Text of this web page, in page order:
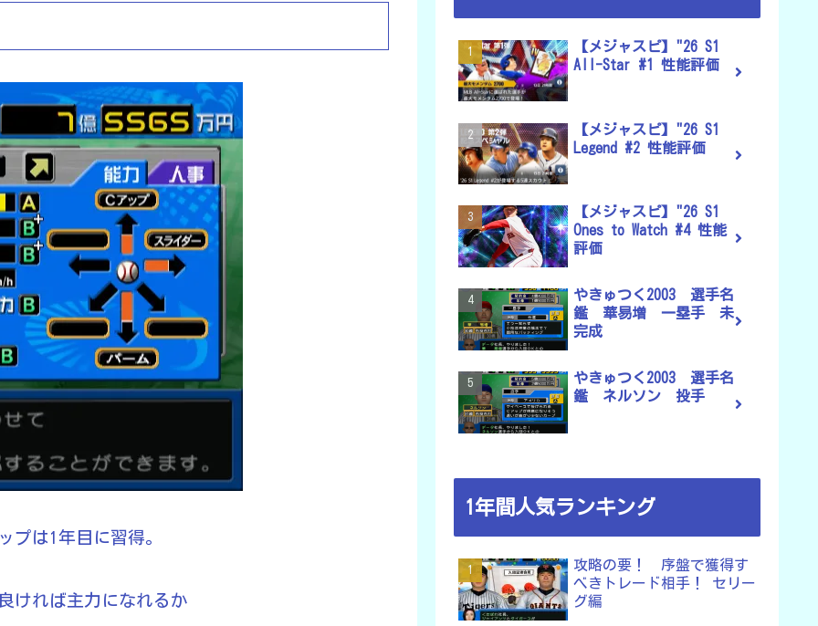
プは1年目に習得。
ければ主力になれるか
【メジャスピ】"26 S1
All-Star #1 性能評価
【メジャスピ】"26 S1
Legend #2 性能評価
【メジャスピ】"26 S1
Ones to Watch #4 性能
評価
やきゅつく2003 選手名
鑑 華易増 一塁手 未
完成
やきゅつく2003 選手名
鑑 ネルソン 投手
1年間人気ランキング
攻略の要！ 序盤で獲得す
べきトレード相手！ セリー
グ編